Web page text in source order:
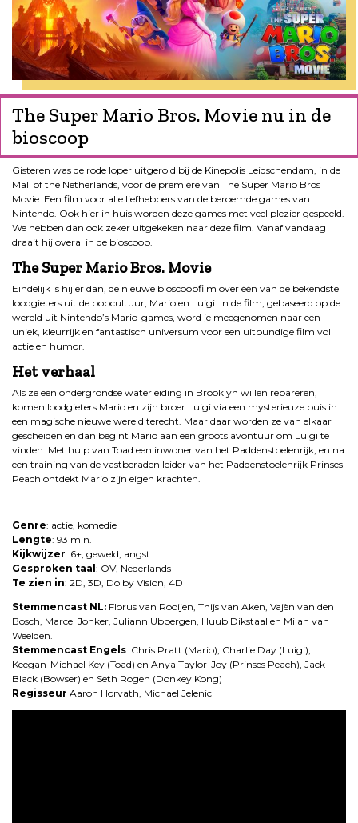
The Super Mario Bros. Movie nu in de
bioscoop
Gisteren was de rode loper uitgerold bij de Kinepolis Leidschendam, in de
Mall of the Netherlands, voor de première van The Super Mario Bros
Movie. Een film voor alle liefhebbers van de beroemde games van
Nintendo. Ook hier in huis worden deze games met veel plezier gespeeld.
We hebben dan ook zeker uitgekeken naar deze film. Vanaf vandaag
draait hij overal in de bioscoop.
The Super Mario Bros. Movie
Eindelijk is hij er dan, de nieuwe bioscoopfilm over één van de bekendste
loodgieters uit de popcultuur, Mario en Luigi. In de film, gebaseerd op de
wereld uit Nintendo’s Mario-games, word je meegenomen naar een
uniek, kleurrijk en fantastisch universum voor een uitbundige film vol
actie en humor.
Het verhaal
Als ze een ondergrondse waterleiding in Brooklyn willen repareren,
komen loodgieters Mario en zijn broer Luigi via een mysterieuze buis in
een magische nieuwe wereld terecht. Maar daar worden ze van elkaar
gescheiden en dan begint Mario aan een groots avontuur om Luigi te
vinden. Met hulp van Toad een inwoner van het Paddenstoelenrijk, en na
een training van de vastberaden leider van het Paddenstoelenrijk Prinses
Peach ontdekt Mario zijn eigen krachten.
Genre: actie, komedie
Lengte: 93 min.
Kijkwijzer: 6+, geweld, angst
Gesproken taal : OV, Nederlands
Te zien in: 2D, 3D, Dolby Vision, 4D
Stemmencast NL: Florus van Rooijen, Thijs van Aken, Vajèn van den
Bosch, Marcel Jonker, Juliann Ubbergen, Huub Dikstaal en Milan van
Weelden.
Stemmencast Engels: Chris Pratt (Mario), Charlie Day (Luigi),
Keegan-Michael Key (Toad) en Anya Taylor-Joy (Prinses Peach), Jack
Black (Bowser) en Seth Rogen (Donkey Kong)
Regisseur Aaron Horvath, Michael Jelenic